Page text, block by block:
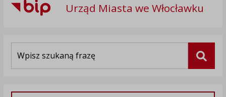
Urząd Miasta we Włocławku